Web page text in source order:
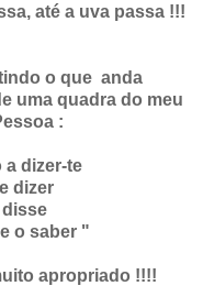
até a uva passa !!!
o que anda
uma quadra do meu
:
a dizer-te
dizer
disse
o saber "
apropriado !!!!